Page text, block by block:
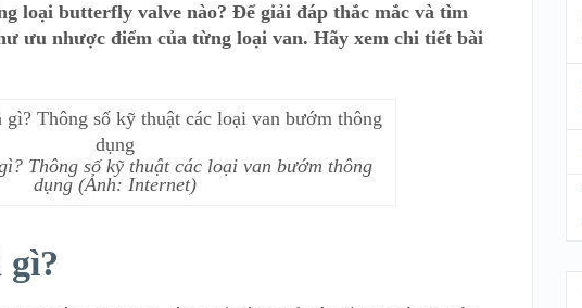
loại butterfly valve nào? Để giải đáp thắc mắc và tìm
ưu nhược điểm của từng loại van. Hãy xem chi tiết bài
Thông số kỹ thuật các loại van bướm thông
dụng (Ảnh: Internet)